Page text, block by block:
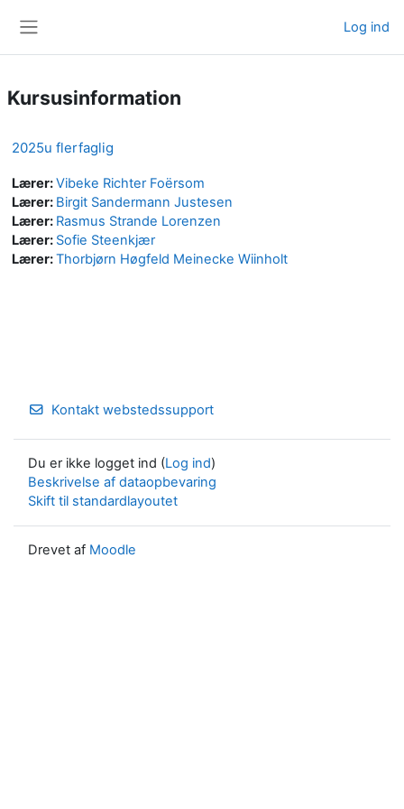
Log ind
Kursusinformation
2025u flerfaglig
Lærer:Vibeke Richter Foërsom
Lærer: Birgit Sandermann Justesen
Lærer: Rasmus Strande Lorenzen
Lærer: Sofie Steenkjær
Lærer:Thorbjørn Høgfeld Meinecke Wiinholt
Kontakt webstedssupport
Du er ikke logget ind (Log ind)
Beskrivelse af dataopbevaring
Skift til standardlayoutet
Drevet af Moodle